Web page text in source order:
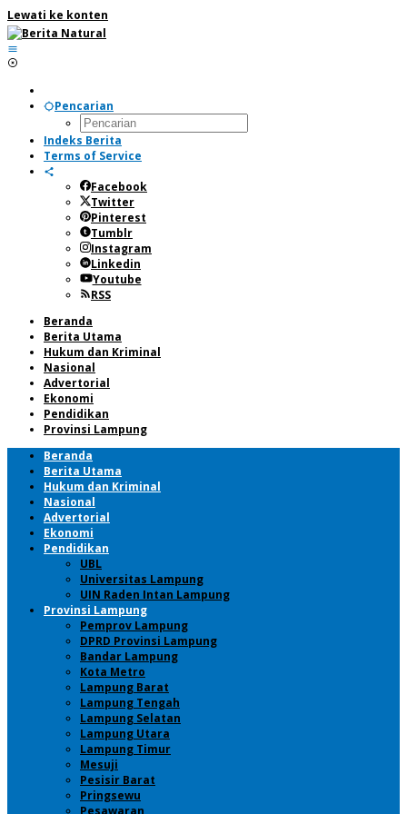
Lewati ke konten
Pencarian
Indeks Berita
Terms of Service
Facebook
Twitter
Pinterest
Tumblr
Instagram
Linkedin
Youtube
RSS
Beranda
Berita Utama
Hukum dan Kriminal
Nasional
Advertorial
Ekonomi
Pendidikan
Provinsi Lampung
Beranda
Berita Utama
Hukum dan Kriminal
Nasional
Advertorial
Ekonomi
Pendidikan
UBL
Universitas Lampung
UIN Raden Intan Lampung
Provinsi Lampung
Pemprov Lampung
DPRD Provinsi Lampung
Bandar Lampung
Kota Metro
Lampung Barat
Lampung Tengah
Lampung Selatan
Lampung Utara
Lampung Timur
Mesuji
Pesisir Barat
Pringsewu
Pesawaran